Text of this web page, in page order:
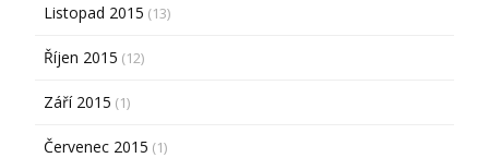
Listopad 2015 (13)
Říjen 2015 (12)
Září 2015 (1)
Červenec 2015 (1)